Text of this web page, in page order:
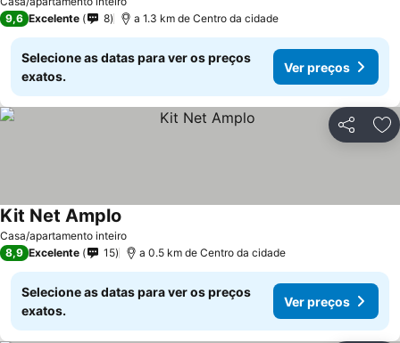
9,6 Excelente 8 a 1.3 km de Centro da cidade
Selecione as datas para ver os preços
exatos.
Ver preços
Partilhar
Casa/apartamento inteiro
Kit Net Amplo
8,9 Excelente 15 a 0.5 km de Centro da cidade
Selecione as datas para ver os preços
exatos.
Ver preços